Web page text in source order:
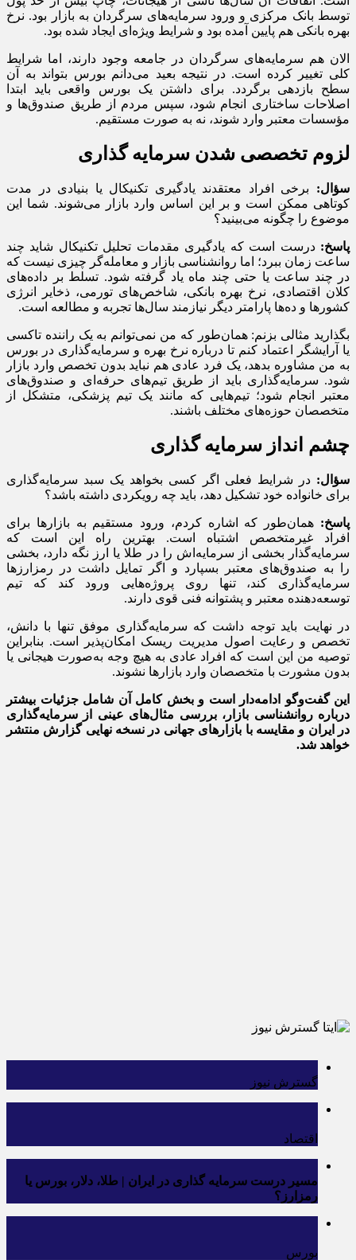
توسط بانک مرکزی و ورود سرمایه‌های سرگردان به بازار بود. نرخ
بهره بانکی هم پایین آمده بود و شرایط ویژه‌ای ایجاد شده بود.
الان هم سرمایه‌های سرگردان در جامعه وجود دارند، اما شرایط
کلی تغییر کرده است. در نتیجه بعید می‌دانم بورس بتواند به آن
سطح بازدهی برگردد. برای داشتن یک بورس واقعی باید ابتدا
اصلاحات ساختاری انجام شود، سپس مردم از طریق صندوق‌ها و
مؤسسات معتبر وارد شوند، نه به صورت مستقیم.
لزوم تخصصی شدن سرمایه‌ گذاری
سؤال: برخی افراد معتقدند یادگیری تکنیکال یا بنیادی در مدت
کوتاهی ممکن است و بر این اساس وارد بازار می‌شوند. شما این
موضوع را چگونه می‌بینید؟
پاسخ:درست است که یادگیری مقدمات تحلیل تکنیکال شاید چند
ساعت زمان ببرد؛ اما روانشناسی بازار و معامله‌گر چیزی نیست که
در چند ساعت یا حتی چند ماه یاد گرفته شود. تسلط بر داده‌های
کلان اقتصادی، نرخ بهره بانکی، شاخص‌های تورمی، ذخایر انرژی
کشورها و ده‌ها پارامتر دیگر نیازمند سال‌ها تجربه و مطالعه است.
بگذارید مثالی بزنم: همان‌طور که من نمی‌توانم به یک راننده تاکسی
یا آرایشگر اعتماد کنم تا درباره نرخ بهره و سرمایه‌گذاری در بورس
به من مشاوره بدهد، یک فرد عادی هم نباید بدون تخصص وارد بازار
شود. سرمایه‌گذاری باید از طریق تیم‌های حرفه‌ای و صندوق‌های
معتبر انجام شود؛ تیم‌هایی که مانند یک تیم پزشکی، متشکل از
متخصصان حوزه‌های مختلف باشند.
چشم‌ انداز سرمایه‌ گذاری
سؤال: در شرایط فعلی اگر کسی بخواهد یک سبد سرمایه‌گذاری
برای خانواده خود تشکیل دهد، باید چه رویکردی داشته باشد؟
پاسخ: همان‌طور که اشاره کردم، ورود مستقیم به بازارها برای
افراد غیرمتخصص اشتباه است. بهترین راه این است که
سرمایه‌گذار بخشی از سرمایه‌اش را در طلا یا ارز نگه دارد، بخشی
را به صندوق‌های معتبر بسپارد و اگر تمایل داشت در رمزارزها
سرمایه‌گذاری کند، تنها روی پروژه‌هایی ورود کند که تیم
توسعه‌دهنده معتبر و پشتوانه فنی قوی دارند.
در نهایت باید توجه داشت که سرمایه‌گذاری موفق تنها با دانش،
تخصص و رعایت اصول مدیریت ریسک امکان‌پذیر است. بنابراین
توصیه من این است که افراد عادی به هیچ وجه به‌صورت هیجانی یا
بدون مشورت با متخصصان وارد بازارها نشوند.
این گفت‌وگو ادامه‌دار است و بخش کامل آن شامل جزئیات بیشتر
درباره روانشناسی بازار، بررسی مثال‌های عینی از سرمایه‌گذاری
در ایران و مقایسه با بازارهای جهانی در نسخه نهایی گزارش منتشر
خواهد شد.
گسترش نیوز
اقتصاد
مسیر درست سرمایه‌ گذاری در ایران | طلا، دلار، بورس یا
رمزارز؟
بورس